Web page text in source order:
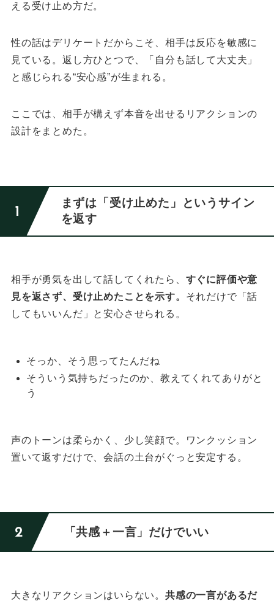
える受け止め方だ。
性の話はデリケートだからこそ、相手は反応を敏感に
見ている。 返し方ひとつで、「自分も話して大丈夫」
と感じられる“安心感”が生まれる。
ここでは、相手が構えず本音を出せるリアクションの
設計をまとめた。
まずは「受け止めた」というサイン
を返す
相手が勇気を出して話してくれたら、 すぐに評価や意
見を返さず、受け止めたことを示す。 それだけで「話
してもいいんだ」と安心させられる。
そっか、そう思ってたんだね
そういう気持ちだったのか、教えてくれてありがと
う
声のトーンは柔らかく、少し笑顔で。
ワンクッション
置いて返すだけで、会話の土台がぐっと安定する。
「共感＋一言」だけでいい
大きなリアクションはいらない。共感の一言があるだ